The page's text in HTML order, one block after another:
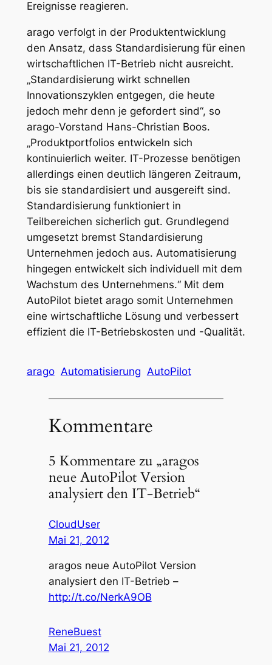
Ereignisse reagieren.
arago verfolgt in der Produktentwicklung
den Ansatz, dass Standardisierung für einen
wirtschaftlichen IT-Betrieb nicht ausreicht.
„Standardisierung wirkt schnellen
Innovationszyklen entgegen, die heute
jedoch mehr denn je gefordert sind“, so
arago-Vorstand Hans-Christian Boos.
„Produktportfolios entwickeln sich
kontinuierlich weiter. IT-Prozesse benötigen
allerdings einen deutlich längeren Zeitraum,
bis sie standardisiert und ausgereift sind.
Standardisierung funktioniert in
Teilbereichen sicherlich gut. Grundlegend
umgesetzt bremst Standardisierung
Unternehmen jedoch aus. Automatisierung
hingegen entwickelt sich individuell mit dem
Wachstum des Unternehmens.“ Mit dem
AutoPilot bietet arago somit Unternehmen
eine wirtschaftliche Lösung und verbessert
effizient die IT-Betriebskosten und -Qualität.
arago Automatisierung AutoPilot
Kommentare
5 Kommentare zu „aragos
neue AutoPilot Version
analysiert den IT-Betrieb“
CloudUser
Mai 21, 2012
aragos neue AutoPilot Version
analysiert den IT-Betrieb –
http://t.co/NerkA9OB
ReneBuest
Mai 21, 2012